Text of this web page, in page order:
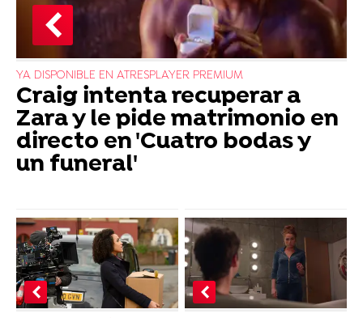
YA DISPONIBLE EN ATRESPLAYER PREMIUM
Craig intenta recuperar a
Zara y le pide matrimonio en
directo en 'Cuatro bodas y
un funeral'